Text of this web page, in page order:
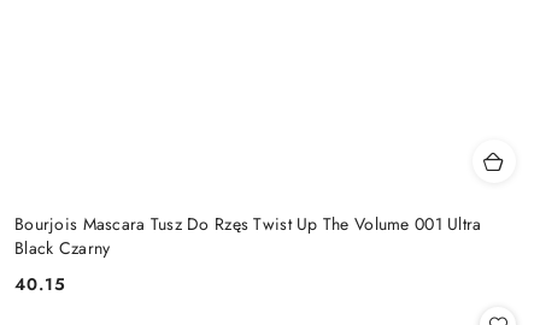
Bourjois Mascara Tusz Do Rzęs Twist Up The Volume 001 Ultra
Black Czarny
Cena:
40.15